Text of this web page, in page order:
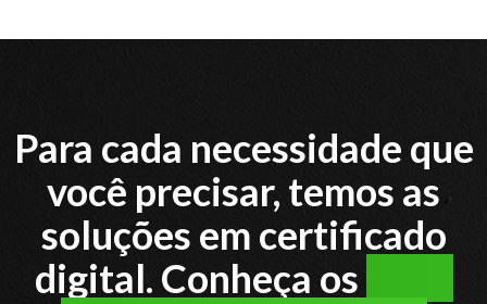
Para cada necessidade que
você precisar, temos as
soluções em certificado
digital. Conheça os